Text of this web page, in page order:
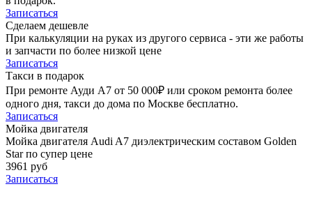
Записаться
Сделаем дешевле
При калькуляции на руках из другого сервиса - эти же работы
и запчасти по более низкой цене
Записаться
Такси в подарок
При ремонте Ауди А7 от 50 000₽ или сроком ремонта более
одного дня, такси до дома по Москве бесплатно.
Записаться
Мойка двигателя
Мойка двигателя Audi A7 диэлектрическим составом Golden
Star по супер цене
3961 руб
Записаться